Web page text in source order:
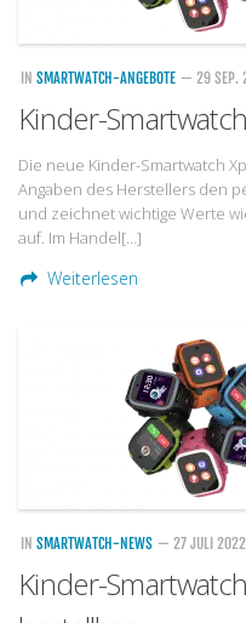
IN SMARTWATCH-ANGEBOTE — 29 SEP.
Kinder-
Die neue Kinder-Smartwatch
Angaben des Herstellers den
und zeichnet wichtige Werte
auf. Im Handel[…]
Weiterlesen
IN SMARTWATCH-NEWS — 27 JULI
Kinder-